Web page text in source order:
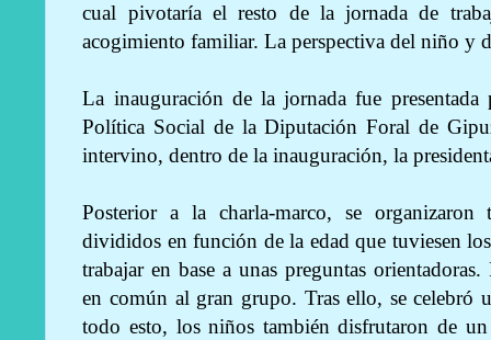
cual pivotaría el resto de la jornada de
acogimiento familiar. La perspectiva del niño y
La inauguración de la jornada fue
Política Social de la Diputación Foral de
intervino, dentro de la inauguración, la
Posterior a la charla-marco, se
divididos en función de la edad que tuviesen
trabajar en base a unas preguntas
en común al gran grupo. Tras ello, se celebró
todo esto, los niños también disfrutaron de